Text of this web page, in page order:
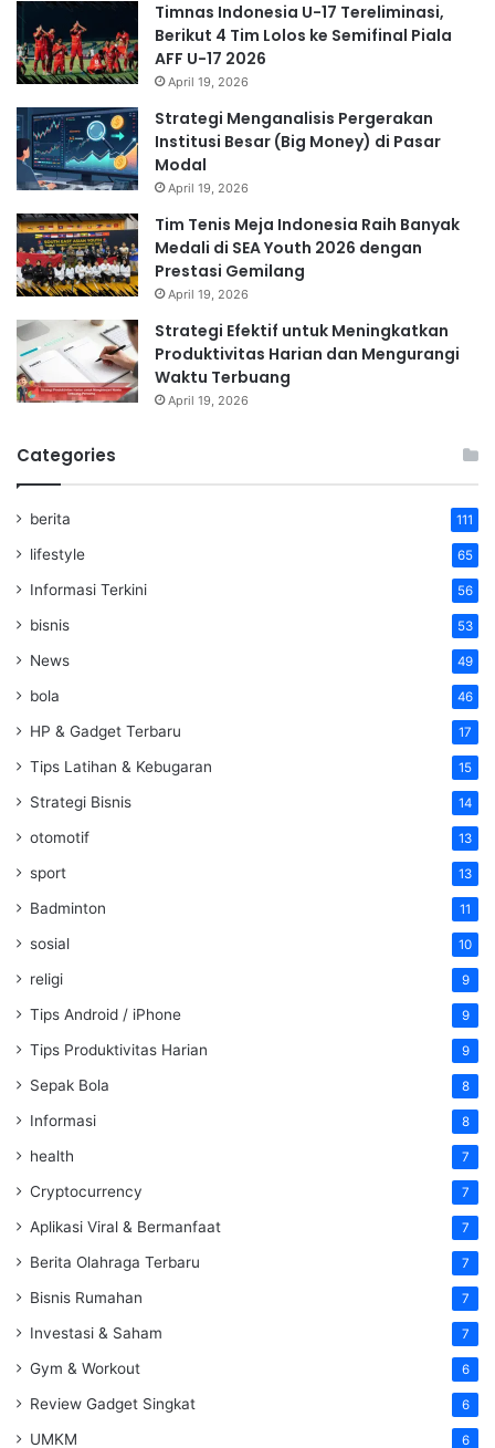
Timnas Indonesia U-17 Tereliminasi,
Berikut 4 Tim Lolos ke Semifinal Piala
AFF U-17 2026
April 19, 2026
Strategi Menganalisis Pergerakan
Institusi Besar (Big Money) di Pasar
Modal
April 19, 2026
Tim Tenis Meja Indonesia Raih Banyak
Medali di SEA Youth 2026 dengan
Prestasi Gemilang
April 19, 2026
Strategi Efektif untuk Meningkatkan
Produktivitas Harian dan Mengurangi
Waktu Terbuang
April 19, 2026
Categories
berita 111
lifestyle 65
Informasi Terkini 56
bisnis 53
News 49
bola 46
HP & Gadget Terbaru 17
Tips Latihan & Kebugaran 15
Strategi Bisnis 14
otomotif 13
sport 13
Badminton 11
sosial 10
religi 9
Tips Android / iPhone 9
Tips Produktivitas Harian 9
Sepak Bola 8
Informasi 8
health 7
Cryptocurrency 7
Aplikasi Viral & Bermanfaat 7
Berita Olahraga Terbaru 7
Bisnis Rumahan 7
Investasi & Saham 7
Gym & Workout 6
Review Gadget Singkat 6
UMKM 6